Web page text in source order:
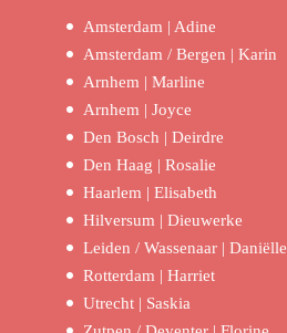
Amsterdam | Adine
Amsterdam / Bergen | Karin
Arnhem | Marline
Arnhem | Joyce
Den Bosch | Deirdre
Den Haag | Rosalie
Haarlem | Elisabeth
Hilversum | Dieuwerke
Leiden / Wassenaar | Daniëlle
Rotterdam | Harriet
Utrecht | Saskia